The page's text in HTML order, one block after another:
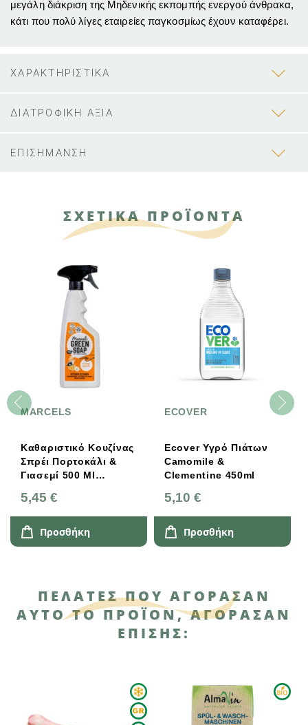
μεγάλη διάκριση της Μηδενικής εκπομπής ενεργού άνθρακα,
κάτι που πολύ λίγες εταιρείες παγκοσμίως έχουν καταφέρει.
ΧΑΡΑΚΤΗΡΙΣΤΙΚΑ
ΔΙΑΤΡΟΦΙΚΗ ΑΞΙΑ
ΕΠΙΣΗΜΑΝΣΗ
ΣΧΕΤΙΚΑ ΠΡΟΪΟΝΤΑ
MARCELS
Καθαριστικό Κουζίνας
Σπρέι Πορτοκάλι &
Γιασεμί 500 Ml
5,45 €
Προσθήκη
ECOVER
Ecover Υγρό Πιάτων
Camomile &
Clementine 450ml
5,10 €
Προσθήκη
ΠΕΛΆΤΕΣ ΠΟΥ ΑΓΌΡΑΣΑΝ
ΑΥΤΌ ΤΟ ΠΡΟΪΌΝ, ΑΓΌΡΑΣΑΝ
ΕΠΊΣΗΣ: